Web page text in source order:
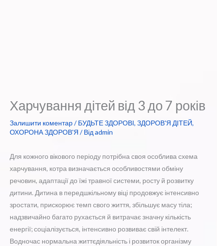
Харчування дітей від 3 до 7 років
Залишити коментар/ БУДЬТЕ ЗДОРОВІ, ЗДОРОВ'Я ДІТЕЙ,
ОХОРОНА ЗДОРОВ'Я / Відadmin
Для кожного вікового періоду потрібна своя особлива схема
харчування, котра визначається особливостями обміну
речовин, адаптації до їжі травної системи, росту й розвитку
дитини. Дитина в передшкільному віці продовжує інтенсивно
зростати, прискорює темп свого життя, збільшує масу тіла;
надзвичайно багато рухається й витрачає значну кількість
енергії; соціалізується, інтенсивно розвиває свій інтелект.
Водночас нормальна життєдіяльність і розвиток організму